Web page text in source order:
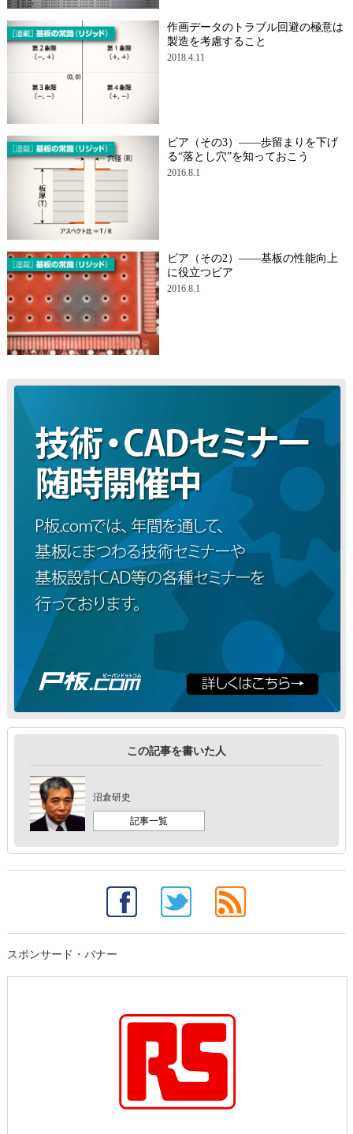
作画データのトラブル回避の極意は
製造を考慮すること
2018.4.11
ビア（その3）――歩留まりを下げ
る“落とし穴”を知っておこう
2016.8.1
ビア（その2）――基板の性能向上
に役立つビア
2016.8.1
この記事を書いた人
沼倉研史
記事一覧
スポンサード・バナー